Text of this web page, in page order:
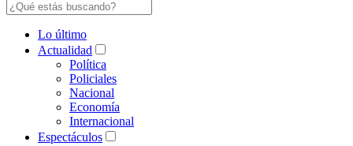
Lo último
Actualidad
Política
Policiales
Nacional
Economía
Internacional
Espectáculos